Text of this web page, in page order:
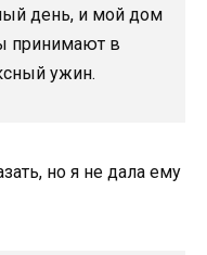
день, и мой дом
принимают в
ужин.
но я не дала ему